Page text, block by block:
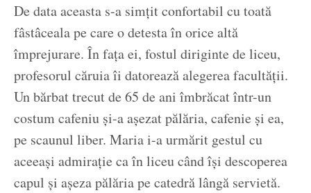
De data aceasta s-a simțit confortabil cu toată
fâstâceala pe care o detesta în orice altă
împrejurare. În fața ei, fostul diriginte de liceu,
profesorul căruia îi datorează alegerea facultății.
Un bărbat trecut de 65 de ani îmbrăcat într-un
costum cafeniu și-a așezat pălăria, cafenie și ea,
pe scaunul liber. Maria i-a urmărit gestul cu
aceeași admirație ca în liceu când își descoperea
capul și așeza pălăria pe catedră lângă servietă.